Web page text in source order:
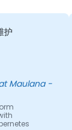
护
-